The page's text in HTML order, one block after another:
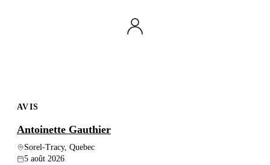
AVIS
Antoinette Gauthier
Sorel-Tracy, Quebec
5 août 2026